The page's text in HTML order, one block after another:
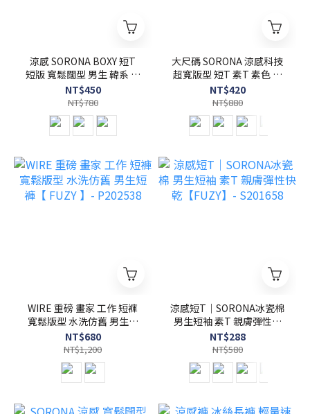
涼感 SORONA BOXY 短T
短版 寬鬆闊型 男生 韓系 速
乾 吸濕 【 FUZY 】-
S201691
NT$450
NT$780
大尺碼 SORONA 涼感科技
超寬版型 短T 素T 素色 素
面 【 FUZY 】- S201644
NT$420
NT$880
WIRE 重磅 畫家 工作 短褲
寬鬆版型 水洗仿舊 男生短
褲【 FUZY 】- P202538
NT$680
NT$1,200
涼感短T｜SORONA冰瓷棉
男生短袖 素T 親膚彈性快
乾【FUZY】- S201658
NT$288
NT$580